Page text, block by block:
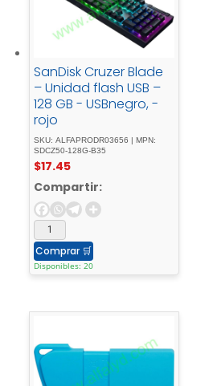
SanDisk Cruzer Blade
– Unidad flash USB –
128 GB - USBnegro, -
rojo
SKU: ALFAPRODR03656 | MPN:
SDCZ50-128G-B35
$17.45
Compartir:
Comprar 🛒
Disponibles: 20